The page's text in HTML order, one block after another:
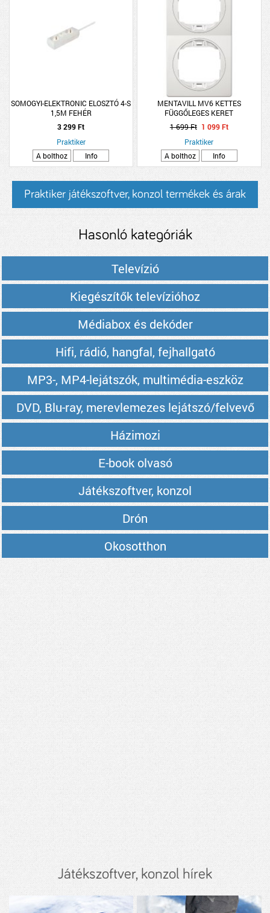
SOMOGYI-ELEKTRONIC ELOSZTÓ 4-S
1,5M FEHÉR
3 299 Ft
Praktiker
A bolthoz
Info
MENTAVILL MV6 KETTES
FÜGGŐLEGES KERET
1 699 Ft 1 099 Ft
Praktiker
A bolthoz
Info
Praktiker játékszoftver, konzol termékek és árak
Hasonló kategóriák
Televízió
Kiegészítők televízióhoz
Médiabox és dekóder
Hifi, rádió, hangfal, fejhallgató
MP3-, MP4-lejátszók, multimédia-eszköz
DVD, Blu-ray, merevlemezes lejátszó/felvevő
Házimozi
E-book olvasó
Játékszoftver, konzol
Drón
Okosotthon
Játékszoftver, konzol hírek